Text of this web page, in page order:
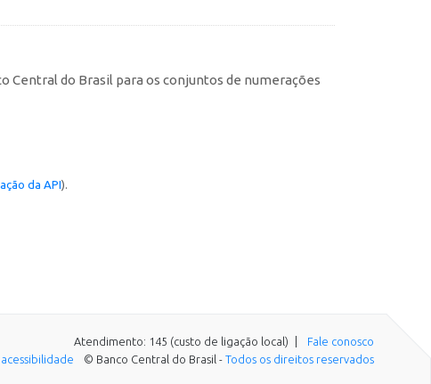
Central do Brasil para os conjuntos de numerações
da API).
Atendimento: 145 (custo de ligação local)
Fale conosco
© Banco Central do Brasil - Todos os direitos reservados